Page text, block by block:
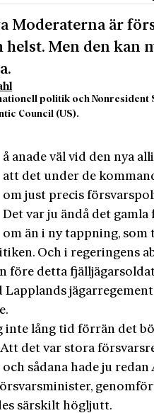
Moderaterna är
helst. Men den kan
politik och Nonresident
Council (US).
å anade väl vid den nya
att det under de
om just precis
Det var ju ändå det
om än i ny tappning, som
Och i regeringens
före detta
inte lång tid förrän det
det var stora
sådana hade ju
särskilt högljutt.